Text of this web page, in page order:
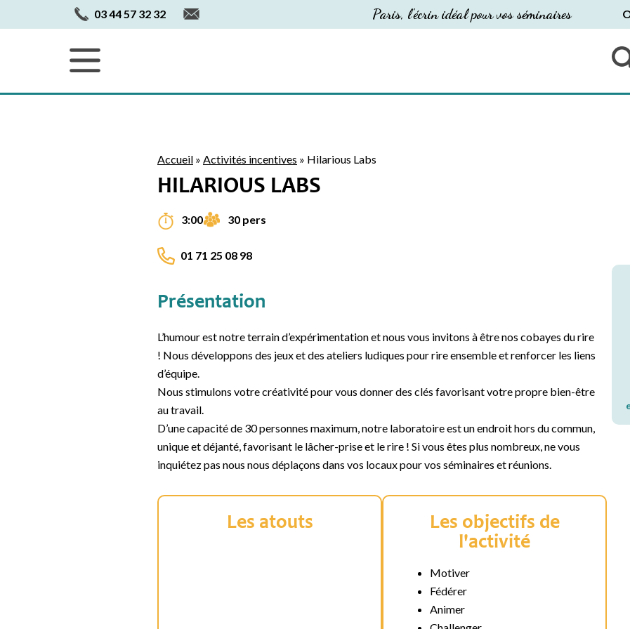
03 44 57 32 32 Paris, l'écrin idéal pour vos séminaires
Accueil » Activités incentives » Hilarious Labs
HILARIOUS LABS
3:00 30 pers
01 71 25 08 98
Présentation
L’humour est notre terrain d’expérimentation et nous vous invitons à être nos cobayes du rire
! Nous développons des jeux et des ateliers ludiques pour rire ensemble et renforcer les liens
d’équipe.
Nous stimulons votre créativité pour vous donner des clés favorisant votre propre bien-être
au travail.
D’une capacité de 30 personnes maximum, notre laboratoire est un endroit hors du commun,
unique et déjanté, favorisant le lâcher-prise et le rire ! Si vous êtes plus nombreux, ne vous
inquiétez pas nous nous déplaçons dans vos locaux pour vos séminaires et réunions.
Les atouts
Les objectifs de
l'activité
Motiver
Fédérer
Animer